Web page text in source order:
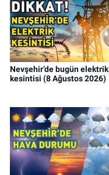
Nevşehir’de bugün elektrik
kesintisi (8 Ağustos 2026)